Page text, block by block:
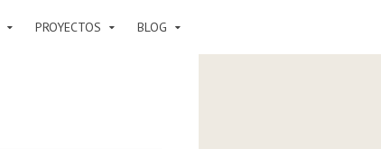
PROYECTOS BLOG